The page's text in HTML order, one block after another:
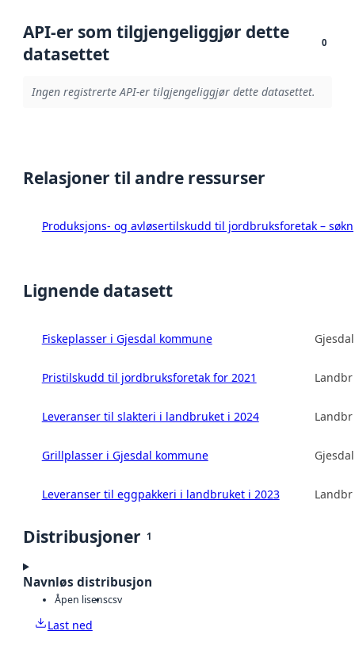
API-er som tilgjengeliggjør dette
datasettet
0
Ingen registrerte API-er tilgjengeliggjør dette datasettet.
Relasjoner til andre ressurser
Produksjons- og avløsertilskudd til jordbruksforetak –
Lignende datasett
Fiskeplasser i Gjesdal kommune
Pristilskudd til jordbruksforetak for 2021
Leveranser til slakteri i landbruket i 2024
Grillplasser i Gjesdal kommune
Leveranser til eggpakkeri i landbruket i 2023
Distribusjoner 1
Navnløs distribusjon
Åpen lisenscsv
Last ned